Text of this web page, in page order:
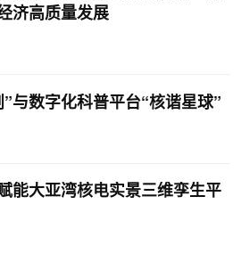
济高质量发展
与数字化科普平台“核谐星球”
能大亚湾核电实景三维孪生平